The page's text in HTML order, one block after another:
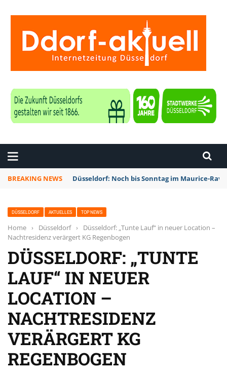
BREAKING NEWS Düsseldorf: Noch bis Sonntag im Maurice-
DÜSSELDORF AKTUELLES TOP NEWS
Home › Düsseldorf ›
Düsseldorf: „Tunte Lauf“ in neuer Location –
Nachtresidenz verärgert KG Regenbogen
DÜSSELDORF: „TUNTE
LAUF“ IN NEUER
LOCATION –
NACHTRESIDENZ
VERÄRGERT KG
REGENBOGEN